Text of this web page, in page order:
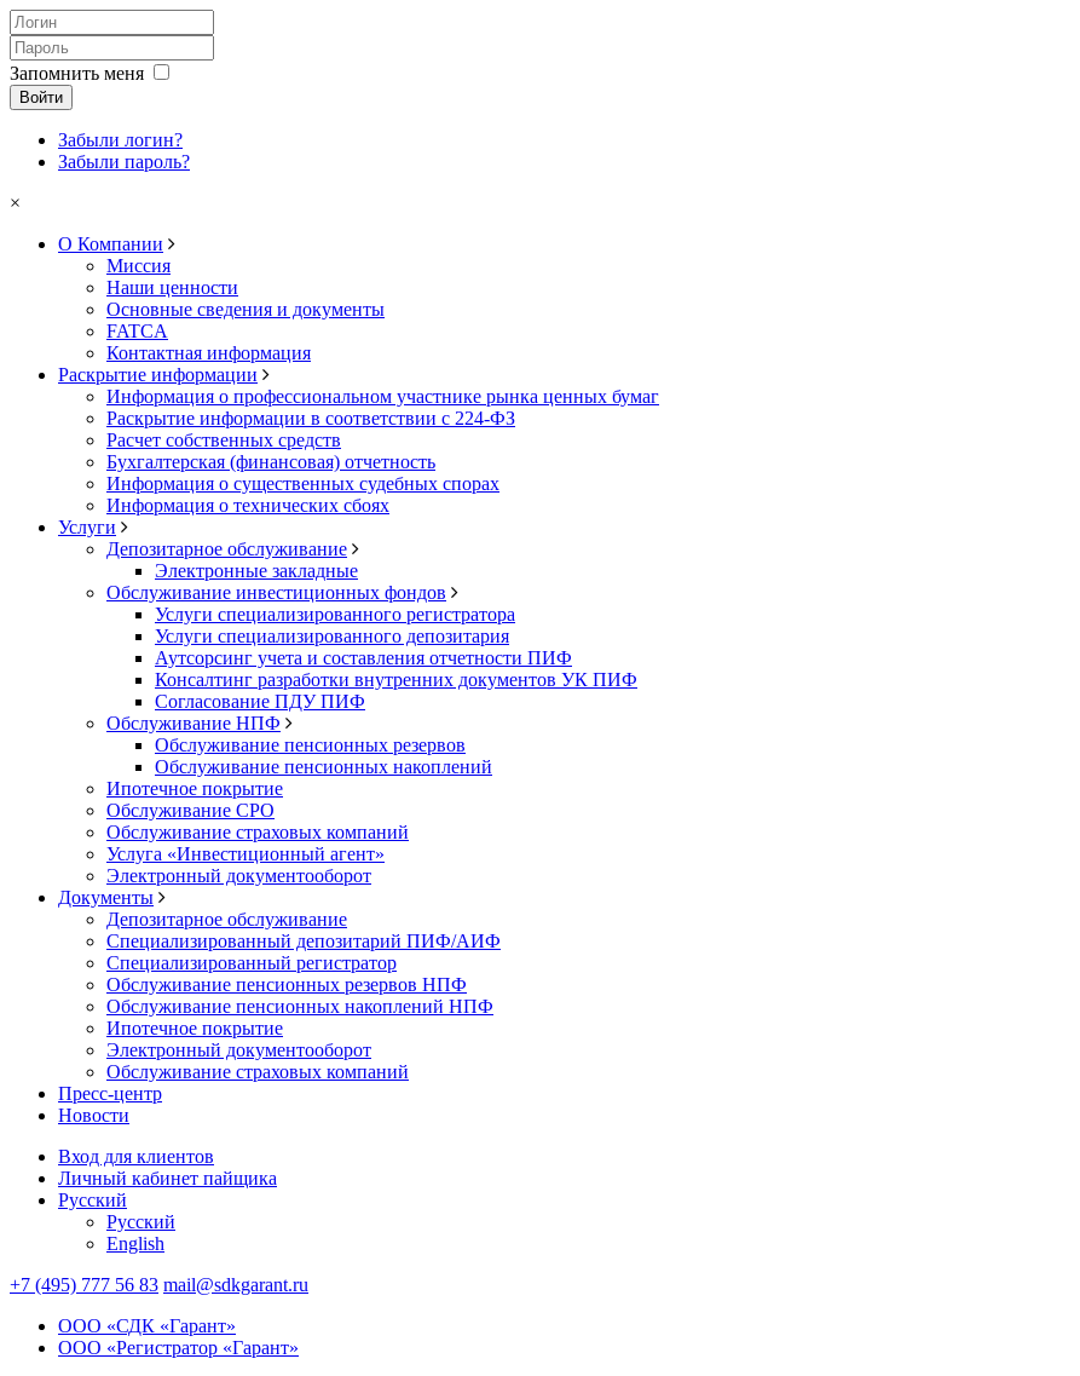
Запомнить меня
Войти
Забыли логин?
Забыли пароль?
×
О Компании
Миссия
Наши ценности
Основные сведения и документы
FATCA
Контактная информация
Раскрытие информации
Информация о профессиональном участнике рынка ценных бумаг
Раскрытие информации в соответствии с 224-ФЗ
Расчет собственных средств
Бухгалтерская (финансовая) отчетность
Информация о существенных судебных спорах
Информация о технических сбоях
Услуги
Депозитарное обслуживание
Электронные закладные
Обслуживание инвестиционных фондов
Услуги специализированного регистратора
Услуги специализированного депозитария
Аутсорсинг учета и составления отчетности ПИФ
Консалтинг разработки внутренних документов УК ПИФ
Согласование ПДУ ПИФ
Обслуживание НПФ
Обслуживание пенсионных резервов
Обслуживание пенсионных накоплений
Ипотечное покрытие
Обслуживание СРО
Обслуживание страховых компаний
Услуга «Инвестиционный агент»
Электронный документооборот
Документы
Депозитарное обслуживание
Специализированный депозитарий ПИФ/АИФ
Специализированный регистратор
Обслуживание пенсионных резервов НПФ
Обслуживание пенсионных накоплений НПФ
Ипотечное покрытие
Электронный документооборот
Обслуживание страховых компаний
Пресс-центр
Новости
Вход для клиентов
Личный кабинет пайщика
Русский
Русский
English
+7 (495) 777 56 83 mail@sdkgarant.ru
ООО «СДК «Гарант»
ООО «Регистратор «Гарант»